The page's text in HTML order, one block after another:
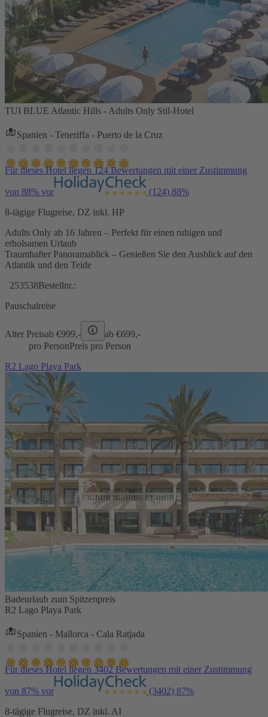
TUI BLUE Atlantic Hills - Adults Only Stil-Hotel
Spanien - Teneriffa - Puerto de la Cruz
Für dieses Hotel liegen 124 Bewertungen mit einer Zustimmung
von 88% vor (124) 88%
8-tägige Flugreise, DZ inkl. HP
Adults Only ab 16 Jahren – Perfekt für einen ruhigen und
erholsamen Urlaub
Traumhafter Panoramablick – Genießen Sie den Ausblick auf den
Atlantik und den Teide
253538Bestellnr.:
Pauschalreise
Alter Preisab €999,- ab €699,-
pro PersonPreis pro Person
R2 Lago Playa Park
Badeurlaub zum Spitzenpreis
R2 Lago Playa Park
Spanien - Mallorca - Cala Ratjada
Für dieses Hotel liegen 3402 Bewertungen mit einer Zustimmung
von 87% vor (3402) 87%
8-tägige Flugreise, DZ inkl. AI